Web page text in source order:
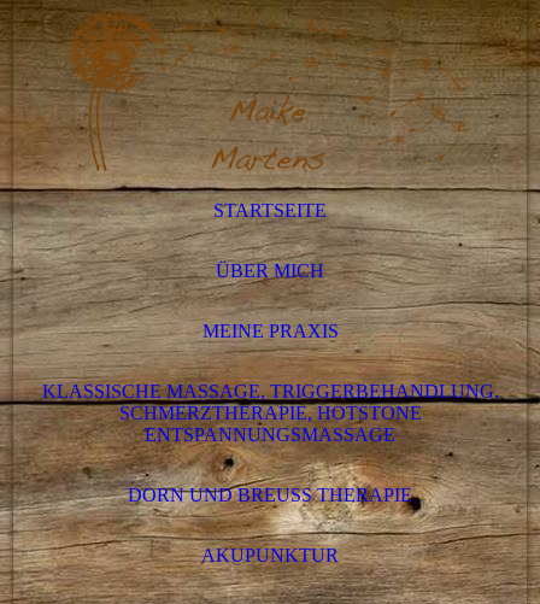
STARTSEITE
ÜBER MICH
MEINE PRAXIS
KLASSISCHE MASSAGE, TRIGGERBEHANDLUNG,
SCHMERZTHERAPIE, HOTSTONE
ENTSPANNUNGSMASSAGE
DORN UND BREUSS THERAPIE
AKUPUNKTUR